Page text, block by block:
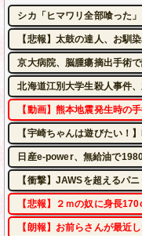
シカ「ヒマワリ全部喰った
【悲報】太鼓の達人、お馴
京大病院、脳腫瘍摘出手術
北海道江別大学生殺人事件
【動画】熊本地震発生時の
【宇崎ちゃんは遊びたい
日産e-power、無給油で
【衝撃】JAWSを超えるパ
【悲報】２ｍの奴に身長
【朗報】お前らさんが最近